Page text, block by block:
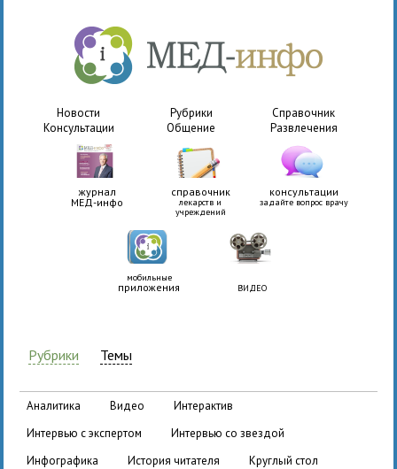
Новости Рубрики
Справочник
Консультации
Общение Развлечения
журнал
МЕД-инфо
справочник
лекарств и
учреждений
консультации
задайте вопрос врачу
мобильные
приложения ВИДЕО
Рубрики Темы
аналитика видео
интерактив
интервью с экспертом
интервью со звездой
инфографика
история читателя
круглый стол